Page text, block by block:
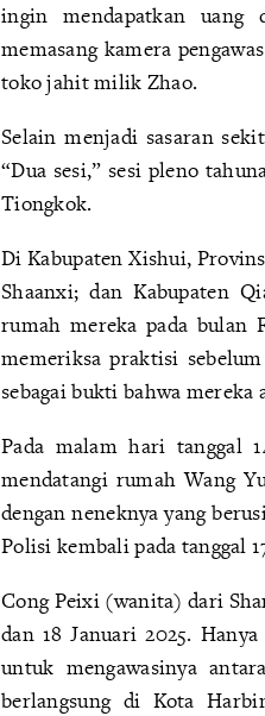
ingin mendapatkan uang
memasang kamera
toko jahit milik Zhao.
Selain menjadi sasaran
“Dua sesi,” sesi pleno
Tiongkok.
Di Kabupaten Xishui,
Shaanxi; dan Kabupaten
rumah mereka pada bulan
memeriksa praktisi
sebagai bukti bahwa mereka
Pada malam hari tanggal
mendatangi rumah Wang
dengan neneknya yang
Polisi kembali pada tanggal
Cong Peixi (wanita) dari
dan 18 Januari 2025.
untuk mengawasinya
berlangsung di Kota